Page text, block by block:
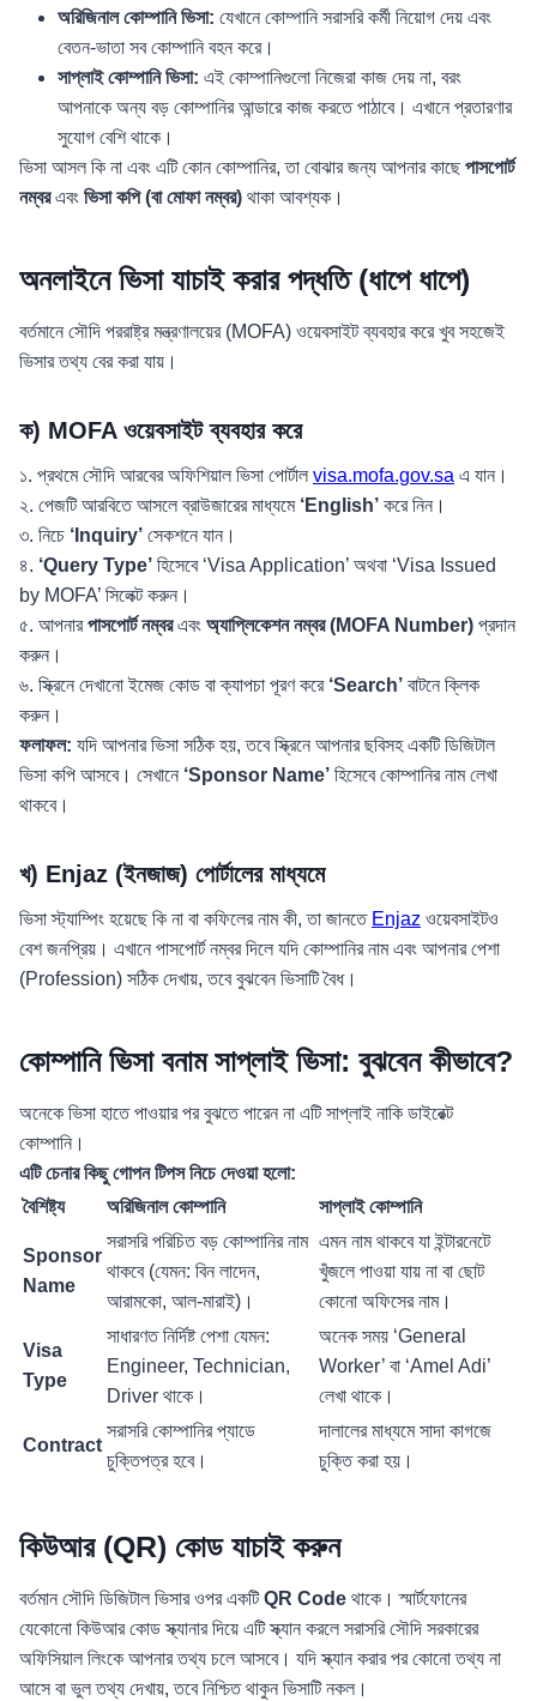
অরিজিনাল কোম্পানি ভিসা: যেখানে কোম্পানি সরাসরি কর্মী নিয়োগ দেয় এবং
বেতন-ভাতা সব কোম্পানি বহন করে।
সাপ্লাই কোম্পানি ভিসা: এই কোম্পানিগুলো নিজেরা কাজ দেয় না, বরং
আপনাকে অন্য বড় কোম্পানির আন্ডারে কাজ করতে পাঠাবে। এখানে প্রতারণার
সুযোগ বেশি থাকে।
ভিসা আসল কি না এবং এটি কোন কোম্পানির, তা বোঝার জন্য আপনার কাছেপাসপোর্ট
নম্বরএবং ভিসা কপি (বা মোফা নম্বর) থাকা আবশ্যক।
অনলাইনে ভিসা যাচাই করার পদ্ধতি (ধাপে ধাপে)
বর্তমানে সৌদি পররাষ্ট্র মন্ত্রণালয়ের (MOFA) ওয়েবসাইট ব্যবহার করে খুব সহজেই
ভিসার তথ্য বের করা যায়।
ক) MOFA ওয়েবসাইট ব্যবহার করে
১. প্রথমে সৌদি আরবের অফিশিয়াল ভিসা পোর্টাল visa.mofa.gov.sa এ যান।
২. পেজটি আরবিতে আসলে ব্রাউজারের মাধ্যমে ‘English’ করে নিন।
৩. নিচে ‘Inquiry’ সেকশনে যান।
৪. ‘Query Type’ হিসেবে ‘Visa Application’ অথবা ‘Visa Issued
by MOFA’ সিলেক্ট করুন।
৫. আপনারপাসপোর্ট নম্বরএবং অ্যাপ্লিকেশন নম্বর (MOFA Number) প্রদান
করুন।
৬. স্ক্রিনে দেখানো ইমেজ কোড বা ক্যাপচা পূরণ করে ‘Search’ বাটনে ক্লিক
করুন।
ফলাফল: যদি আপনার ভিসা সঠিক হয়, তবে স্ক্রিনে আপনার ছবিসহ একটি ডিজিটাল
ভিসা কপি আসবে। সেখানে ‘Sponsor Name’ হিসেবে কোম্পানির নাম লেখা
থাকবে।
খ) Enjaz (ইনজাজ) পোর্টালের মাধ্যমে
ভিসা স্ট্যাম্পিং হয়েছে কি না বা কফিলের নাম কী, তা জানতে Enjaz ওয়েবসাইটও
বেশ জনপ্রিয়। এখানে পাসপোর্ট নম্বর দিলে যদি কোম্পানির নাম এবং আপনার পেশা
(Profession) সঠিক দেখায়, তবে বুঝবেন ভিসাটি বৈধ।
কোম্পানি ভিসা বনাম সাপ্লাই ভিসা: বুঝবেন কীভাবে?
অনেকে ভিসা হাতে পাওয়ার পর বুঝতে পারেন না এটি সাপ্লাই নাকি ডাইরেক্ট
কোম্পানি।
এটি চেনার কিছু গোপন টিপস নিচে দেওয়া হলো:
বৈশিষ্ট্য
অরিজিনাল কোম্পানি সাপ্লাই কোম্পানি
Sponsor
Name
সরাসরি পরিচিত বড় কোম্পানির নাম
থাকবে (যেমন: বিন লাদেন,
আরামকো, আল-মারাই)।
এমন নাম থাকবে যা ইন্টারনেটে
খুঁজলে পাওয়া যায় না বা ছোট
কোনো অফিসের নাম।
Visa
Type
সাধারণত নির্দিষ্ট পেশা যেমন:
Engineer, Technician,
Driver থাকে।
অনেক সময় ‘General
Worker’ বা ‘Amel Adi’
লেখা থাকে।
Contract
সরাসরি কোম্পানির প্যাডে
চুক্তিপত্র হবে।
দালালের মাধ্যমে সাদা কাগজে
চুক্তি করা হয়।
কিউআর (QR) কোড যাচাই করুন
বর্তমান সৌদি ডিজিটাল ভিসার ওপর একটিQR Code থাকে। স্মার্টফোনের
যেকোনো কিউআর কোড স্ক্যানার দিয়ে এটি স্ক্যান করলে সরাসরি সৌদি সরকারের
অফিসিয়াল লিংকে আপনার তথ্য চলে আসবে। যদি স্ক্যান করার পর কোনো তথ্য না
আসে বা ভুল তথ্য দেখায়, তবে নিশ্চিত থাকুন ভিসাটি নকল।